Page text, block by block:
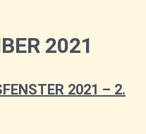
2021
2021 – 2.